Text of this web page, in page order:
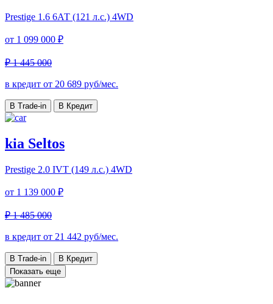
Prestige 1.6 6АТ (121 л.с.) 4WD
от 1 099 000 ₽
₽ 1 445 000
в кредит от 20 689 руб/мес.
В Trade-in В Кредит
kia Seltos
Prestige 2.0 IVT (149 л.с.) 4WD
от 1 139 000 ₽
₽ 1 485 000
в кредит от 21 442 руб/мес.
В Trade-in
В Кредит
Показать еще